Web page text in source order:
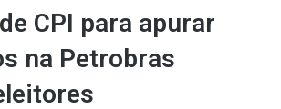
CPI para apurar
na Petrobras